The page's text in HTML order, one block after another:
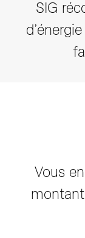
SIG
Vous